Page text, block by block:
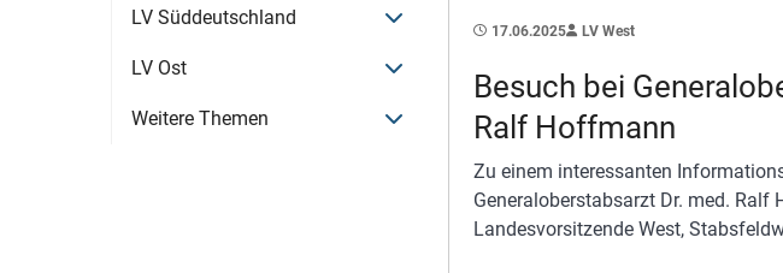
LV Süddeutschland
LV Ost
Weitere Themen Menü öffnen
17.06.2025 LV West
Besuch bei
Ralf Hoffmann
Zu einem interessanten
Generaloberstabsarzt Dr. med. Ralf
Landesvorsitzende West,